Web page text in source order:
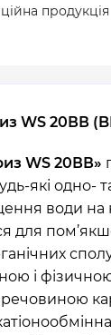
продукція
WS 20ВВ
WS 20ВВ»
які одно-
води на
для
і